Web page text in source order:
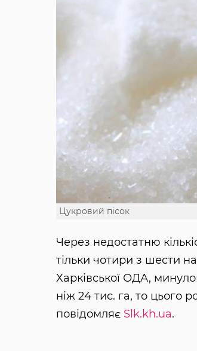
Цукровий пісок
Через недостатню
тільки чотири з шести
Харківської ОДА,
ніж 24 тис. га, то цього
повідомляє Slk.kh.ua.